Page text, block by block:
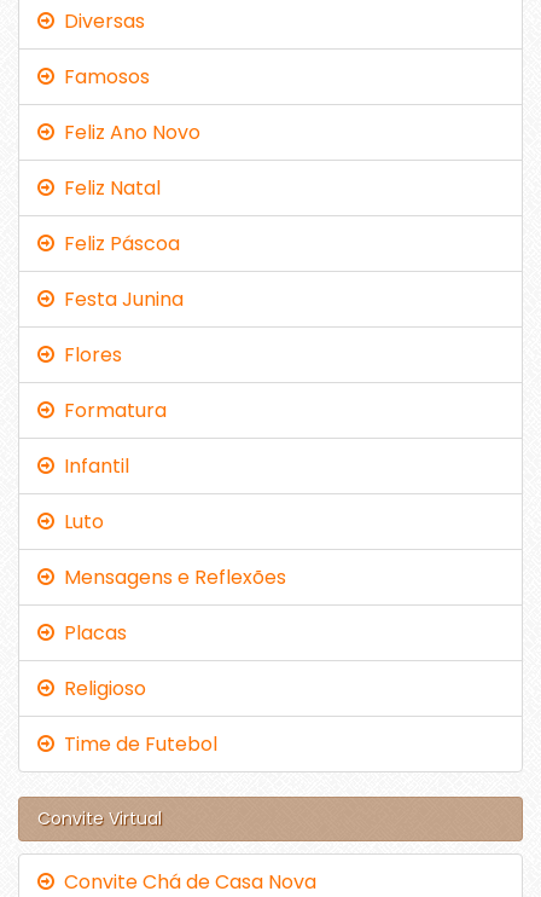
Diversas
Famosos
Feliz Ano Novo
Feliz Natal
Feliz Páscoa
Festa Junina
Flores
Formatura
Infantil
Luto
Mensagens e Reflexões
Placas
Religioso
Time de Futebol
Convite Virtual
Convite Chá de Casa Nova